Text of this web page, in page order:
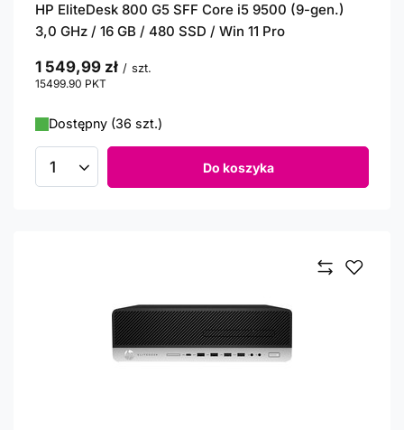
HP EliteDesk 800 G5 SFF Core i5 9500 (9-gen.)
3,0 GHz / 16 GB / 480 SSD / Win 11 Pro
1 549,99 zł / szt.
15499.90 PKT
Dostępny (36 szt.)
Ilość produktów Do koszyka